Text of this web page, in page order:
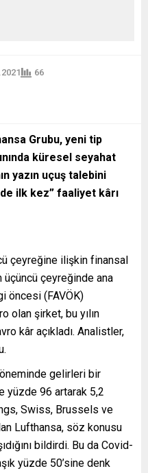
66
Grubu, yeni tip
küresel seyahat
yazın uçuş talebini
ilk kez” faaliyet kârı
çeyreğine ilişkin finansal
üçüncü çeyreğinde ana
öncesi (FAVÖK)
olan şirket, bu yılın
kâr açıkladı. Analistler,
gelirleri bir
yüzde 96 artarak 5,2
Swiss, Brussels ve
Lufthansa, söz konusu
bildirdi. Bu da Covid-
yüzde 50’sine denk